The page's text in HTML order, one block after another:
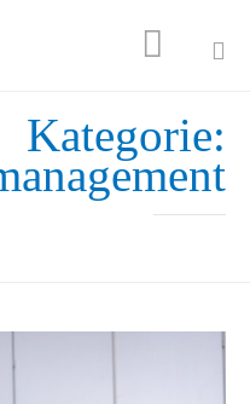

Kategorie: